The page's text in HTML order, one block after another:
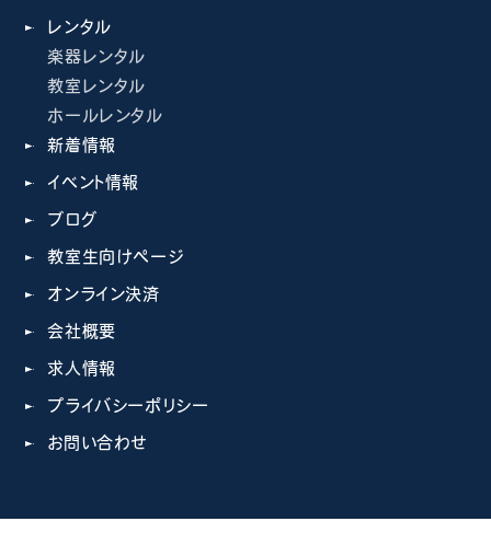
レンタル
楽器レンタル
教室レンタル
ホールレンタル
新着情報
イベント情報
ブログ
教室生向けページ
オンライン決済
会社概要
求人情報
プライバシーポリシー
お問い合わせ